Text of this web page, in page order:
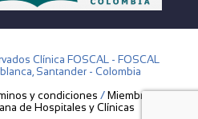
Clínica FOSCAL - FOSCAL
Santander - Colombia
y condiciones / Miembros
de Hospitales y Clínicas